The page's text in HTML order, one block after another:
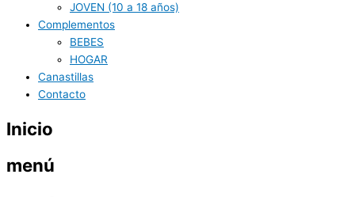
JOVEN (10 a 18 años)
Complementos
BEBES
HOGAR
Canastillas
Contacto
Inicio
menú